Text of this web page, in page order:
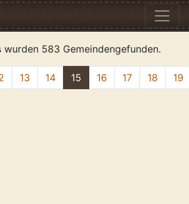
wurden 583 Gemeindengefunden.
13 14 15 16 17 18 19